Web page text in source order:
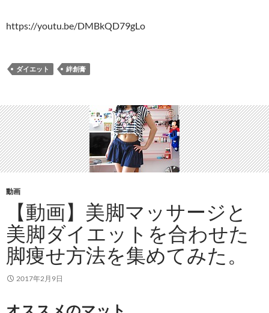
https://youtu.be/DMBkQD79gLo
ダイエット 絆創膏
動画
【動画】美脚マッサージと
美脚ダイエットを合わせた
脚痩せ方法を集めてみた。
2017年2月9日